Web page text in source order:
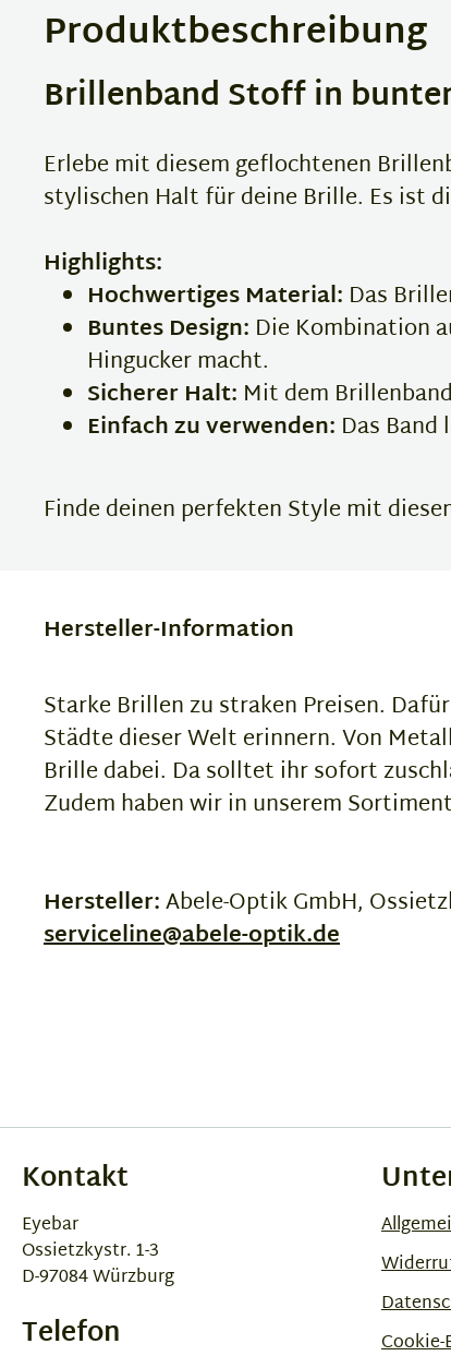
Produktbeschreibung
Brillenband Stoff in
Erlebe mit diesem geflochtenen
stylischen Halt für deine Brille. Es ist
Highlights:
Hochwertiges Material: Das
Buntes Design: Die Kombination
Hingucker macht.
Sicherer Halt: Mit dem
Einfach zu verwenden: Das
Finde deinen perfekten Style mit
Hersteller-Information
Starke Brillen zu straken Preisen.
Städte dieser Welt erinnern. Von
Brille dabei. Da solltet ihr sofort
Zudem haben wir in unserem
Hersteller:Abele-Optik GmbH,
serviceline@abele-optik.de
Kontakt
Eyebar
Ossietzkystr. 1-3
D-97084 Würzburg
Telefon